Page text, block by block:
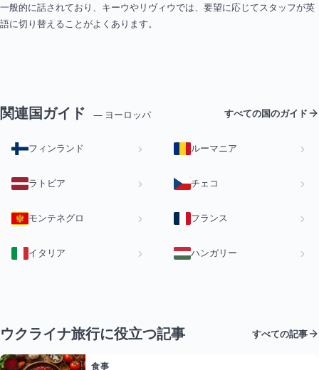
一般的に話されており、キーウやリヴィウでは、要望に応じてスタッフが英
語に切り替えることがよくあります。
関連国ガイド — ヨーロッパ すべての国のガイド
フィンランド ルーマニア
ラトビア チェコ
モンテネグロ フランス
イタリア ハンガリー
ウクライナ旅行に役立つ記事 すべての記事
食事